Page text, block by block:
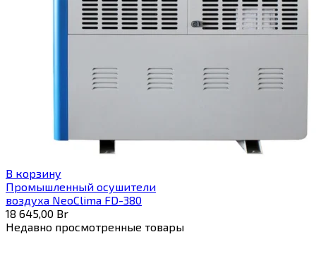
В корзину
Промышленный осушители
воздуха NeoClima FD-380
18 645,00 Br
Недавно просмотренные товары